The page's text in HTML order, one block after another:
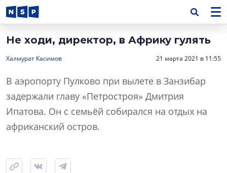
Не ходи, директор, в Африку гулять
Халмурат Касимов 21 марта 2021 в 11:55
В аэропорту Пулково при вылете в Занзибар
задержали главу «Петростроя» Дмитрия
Ипатова. Он с семьёй собирался на отдых на
африканский остров.